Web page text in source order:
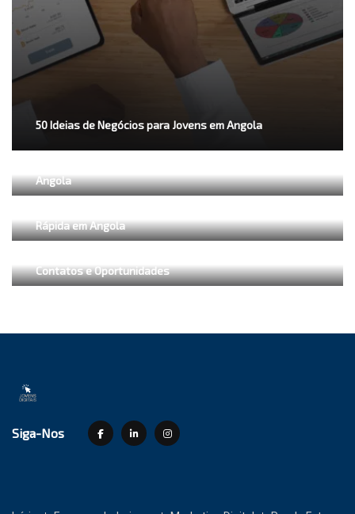
50 Ideias de Negócios para Jovens em Angola
Angola
Rápida em Angola
Contatos e Oportunidades
Siga-Nos